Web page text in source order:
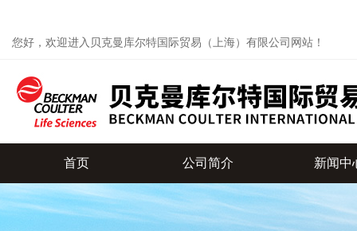
您好，欢迎进入贝克曼库尔特国际贸易（上海）有限公司网站！
首页 公司简介 新闻中